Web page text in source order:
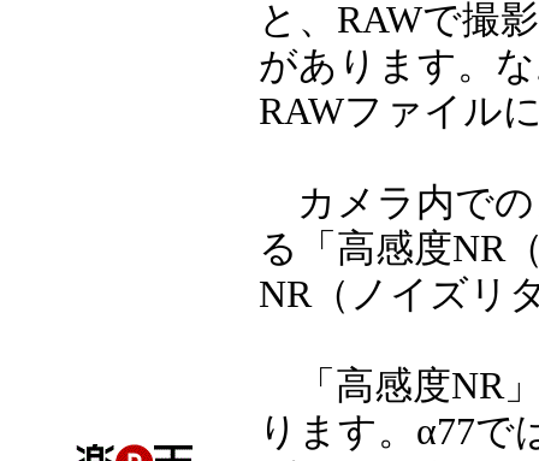
と、RAWで撮
があります。
RAWファイル
カメラ内での
る「高感度NR
NR（ノイズリ
「高感度NR
ります。α77で